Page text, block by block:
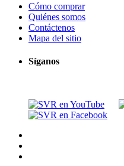
Cómo comprar
Quiénes somos
Contáctenos
Mapa del sitio
Síganos